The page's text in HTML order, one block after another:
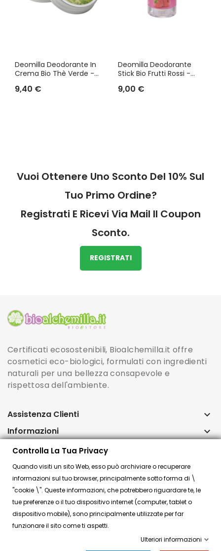
Deomilla Deodorante In
Crema Bio Thè Verde -...
9,40 €
Deomilla Deodorante
Stick Bio Frutti Rossi -...
9,00 €
Vuoi Ottenere Uno Sconto Del 10% Sul
Tuo Primo Ordine?
Registrati E Ricevi Via Mail Il Coupon
Sconto.
REGISTRATI
Certificati ecosostenibili, Bioalchemilla.it offre
cosmetici eco-biologici, formulati con ingredienti
naturali per una bellezza consapevole e
rispettosa dell'ambiente.
Assistenza Clienti keyboard_arrow_down
Informazioni keyboard_arrow_down
Account
Controlla la tua privacy
© 2024 Bioalchemilla.it Bio Shop online | P.IVA
03119540734
Controlla La Tua Privacy
Quando visiti un sito Web, esso può archiviare o recuperare
informazioni sul tuo browser, principalmente sotto forma di \
"cookie \". Queste informazioni, che potrebbero riguardare te, le
tue preferenze o il tuo dispositivo internet (computer, tablet o
dispositivo mobile), sono principalmente utilizzate per far
funzionare il sito come ti aspetti.
Ulteriori informazioni